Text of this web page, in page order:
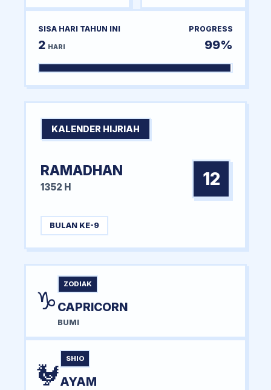
SISA HARI TAHUN INI
2 HARI
PROGRESS
99%
KALENDER HIJRIAH
RAMADHAN
1352 H 12
BULAN KE-9
♑
ZODIAK
CAPRICORN
BUMI
🐓
SHIO
AYAM